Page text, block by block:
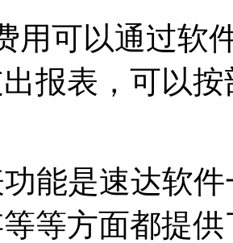
用可以通过软
报表，可以
能是速达软
等方面都提供